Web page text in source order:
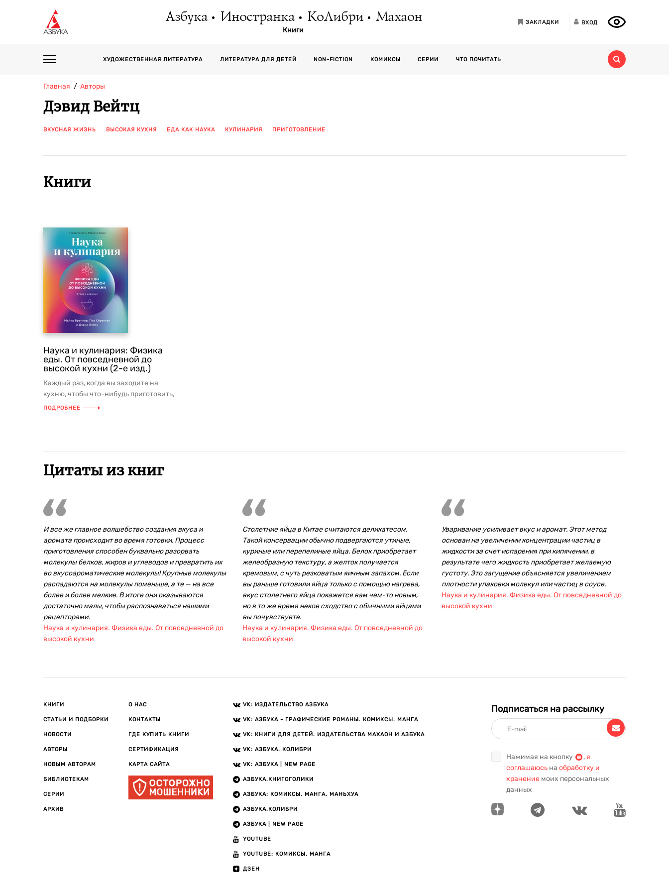
Азбука Иностранка КоЛибри Махаон
Книги
ЗАКЛАДКИ ВХОД
ХУДОЖЕСТВЕННАЯ ЛИТЕРАТУРА ЛИТЕРАТУРА ДЛЯ ДЕТЕЙ NON-FICTION КОМИКСЫ СЕРИИ ЧТО ПОЧИТАТЬ
Главная Авторы
Дэвид Вейтц
ВКУСНАЯ ЖИЗНЬ ВЫСОКАЯ КУХНЯ ЕДА КАК НАУКА КУЛИНАРИЯ ПРИГОТОВЛЕНИЕ
Книги
Наука и кулинария: Физика
еды. От повседневной до
высокой кухни (2-е изд.)
Каждый раз, когда вы заходите на
кухню, чтобы что-нибудь приготовить,
вы становитесь не просто повар...
ПОДРОБНЕЕ
Цитаты из книг
И все же главное волшебство создания вкуса и
аромата происходит во время готовки. Процесс
приготовления способен буквально разорвать
молекулы белков, жиров и углеводов и превратить их
во вкусоароматические молекулы! Крупные молекулы
распадаются на молекулы поменьше, а те — на все
более и более мелкие. В итоге они оказываются
достаточно малы, чтобы распознаваться нашими
рецепторами.
Наука и кулинария. Физика еды. От повседневной до
высокой кухни
Столетние яйца в Китае считаются деликатесом.
Такой консервации обычно подвергаются утиные,
куриные или перепелиные яйца. Белок приобретает
желеобразную текстуру, а желток получается
кремовым, с чуть резковатым яичным запахом. Если
вы раньше готовили яйца только с помощью нагрева,
вкус столетнего яйца покажется вам чем-то новым,
но в то же время некое сходство с обычными яйцами
вы почувствуете.
Наука и кулинария. Физика еды. От повседневной до
высокой кухни
Уваривание усиливает вкус и аромат. Этот метод
основан на увеличении концентрации частиц в
жидкости за счет испарения при кипячении, в
результате чего жидкость приобретает желаемую
густоту. Это загущение объясняется увеличением
плотности упаковки молекул или частиц в соусе.
Наука и кулинария. Физика еды. От повседневной до
высокой кухни
КНИГИ
СТАТЬИ И ПОДБОРКИ
НОВОСТИ
АВТОРЫ
НОВЫМ АВТОРАМ
БИБЛИОТЕКАМ
СЕРИИ
АРХИВ
О НАС
КОНТАКТЫ
ГДЕ КУПИТЬ КНИГИ
СЕРТИФИКАЦИЯ
КАРТА САЙТА
VK: ИЗДАТЕЛЬСТВО АЗБУКА
VK: АЗБУКА - ГРАФИЧЕСКИЕ РОМАНЫ. КОМИКСЫ. МАНГА
VK: КНИГИ ДЛЯ ДЕТЕЙ. ИЗДАТЕЛЬСТВА МАХАОН И АЗБУКА
VK: АЗБУКА. КОЛИБРИ
VK: АЗБУКА | NEW PAGE
АЗБУКА.КНИГОГОЛИКИ
АЗБУКА: КОМИКСЫ. МАНГА. МАНЬХУА
АЗБУКА.КОЛИБРИ
АЗБУКА | NEW PAGE
YOUTUBE
YOUTUBE: КОМИКСЫ. МАНГА
ДЗЕН
Подписаться на рассылку
Нажимая на кнопку , я
соглашаюсь на обработку и
хранение моих персональных
данных